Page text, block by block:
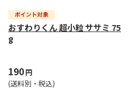
おすわりくん 超小粒 ササミ 75
g
190円
(送料別・税込)